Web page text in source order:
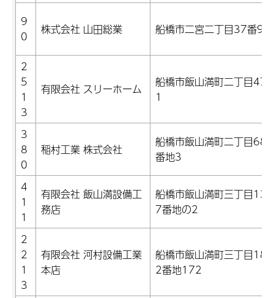
9
0
株式会社 山田総業 船橋市二宮二丁目37番9号
2
5
1
3
有限会社 スリーホーム
船橋市飯山満町二丁目
1
3
8
0
稲村工業 株式会社
船橋市飯山満町二丁目683
番地3
4
1
1
有限会社 飯山満設備工
務店
船橋市飯山満町三丁目134
7番地の2
2
2
1
3
有限会社 河村設備工業
本店
船橋市飯山満町三丁目189
2番地172